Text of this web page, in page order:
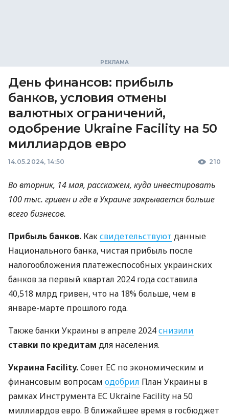
День финансов: прибыль
банков, условия отмены
валютных ограничений,
одобрение Ukraine Facility на 50
миллиардов евро
14.05.2024, 14:50 210
Во вторник, 14 мая, расскажем, куда инвестировать
100 тыс. гривен и где в Украине закрывается больше
всего бизнесов.
Прибыль банков. Каксвидетельствуют данные
Национального банка, чистая прибыль после
налогообложения платежеспособных украинских
банков за первый квартал 2024 года составила
40,518 млрд гривен, что на 18% больше, чем в
январе-марте прошлого года.
Также банки Украины в апреле 2024снизили
ставки по кредитам для населения.
Украина Facility.Совет ЕС по экономическим и
финансовым вопросам одобрил План Украины в
рамках Инструмента ЕС Ukraine Facility на 50
миллиардов евро. В ближайшее время в госбюджет